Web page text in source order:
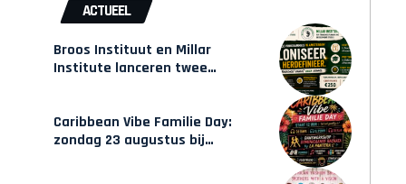
ACTUEEL
Broos Instituut en Millar
Institute lanceren twee
Caribbean Vibe Familie Day:
zondag 23 augustus bij